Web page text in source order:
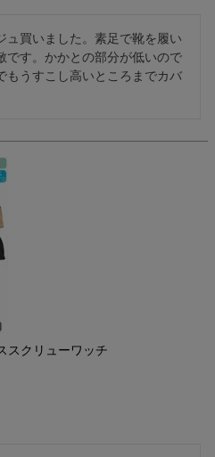
ュ買いました。素足で靴を履い
です。かかとの部分が低いので
もうすこし高いところまでカバ
スクリューワッチ